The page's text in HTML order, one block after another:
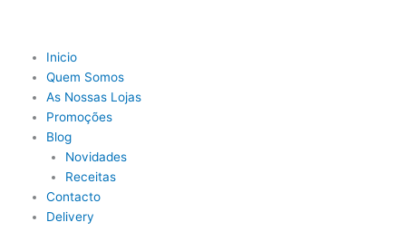
Main
Menu
Inicio
Quem Somos
As Nossas Lojas
Promoções
Blog
Novidades
Receitas
Contacto
Delivery